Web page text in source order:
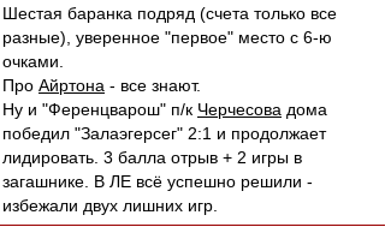
Шестая баранка подряд (счета только все
разные), уверенное "первое" место с 6-ю
очками.
Про Айртона - все знают.
Ну и "Ференцварош" п/к Черчесова дома
победил "Залаэгерсег" 2:1 и продолжает
лидировать. 3 балла отрыв + 2 игры в
загашнике. В ЛЕ всё успешно решили -
избежали двух лишних игр.